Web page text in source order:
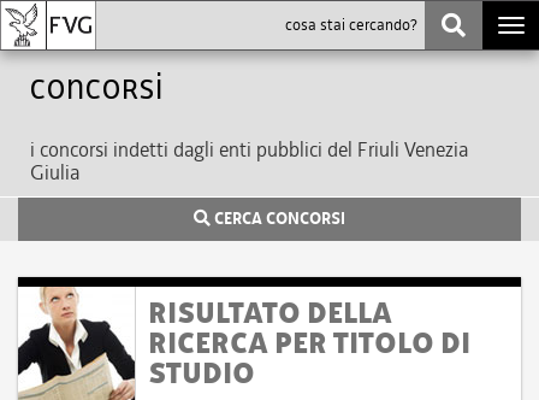
Concorsi
i concorsi indetti dagli enti pubblici del Friuli Venezia
Giulia
CERCA CONCORSI
RISULTATO DELLA
RICERCA PER TITOLO DI
STUDIO